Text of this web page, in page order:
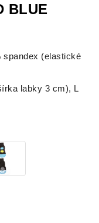
BLUE
spandex (elastické
labky 3 cm), L